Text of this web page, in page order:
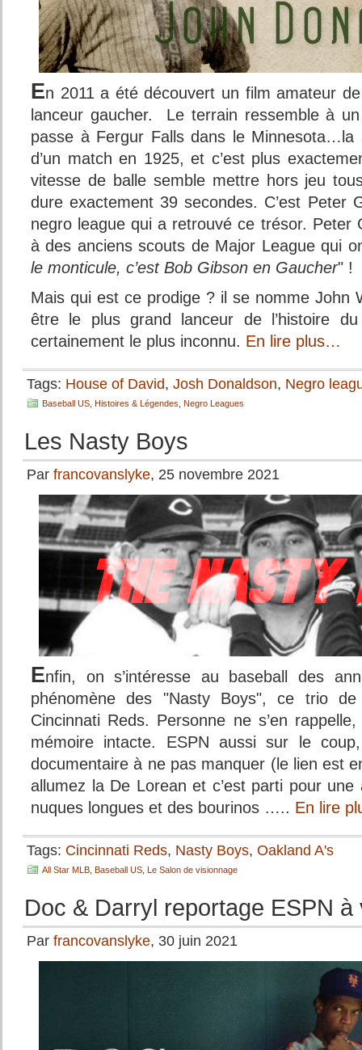
En 2011 a été découvert un film amateur
lanceur gaucher. Le terrain ressemble à
passe à Fergur Falls dans le
d’un match en 1925, et c’est plus
vitesse de balle semble mettre hors jeu
dure exactement 39 secondes. C’est Peter
negro league qui a retrouvé ce trésor. Peter
à des anciens scouts de Major League qui
le monticule, c’est Bob Gibson en Gaucher" !
Mais qui est ce prodige ? il se nomme John
être le plus grand lanceur de l’histoire
certainement le plus inconnu. En lire plus…
Tags: House of David, Josh Donaldson, Negro
Baseball US Histoires & Légendes Negro Leagues
Les Nasty Boys
Par francovanslyke, 25 novembre 2021
Enfin, on s’intéresse au baseball des
phénomène des "Nasty Boys", ce trio
Cincinnati Reds. Personne ne s’en
mémoire intacte. ESPN aussi sur le
documentaire à ne pas manquer (le lien est
allumez la De Lorean et c’est parti pour
nuques longues et des bourinos ….. En lire
Tags: Cincinnati Reds, Nasty Boys, Oakland A's
All Star MLB Baseball US Le Salon de visionnage
Doc & Darryl reportage ESPN à
Par francovanslyke, 30 juin 2021